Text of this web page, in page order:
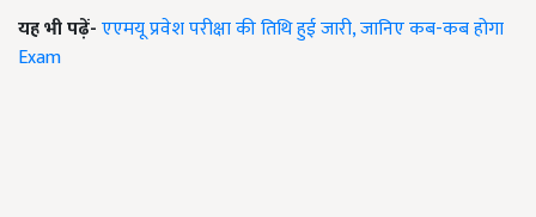
यह भी पढ़ें-एएमयू प्रवेश परीक्षा की तिथि हुई जारी, जानिए कब-कब होगा
Exam